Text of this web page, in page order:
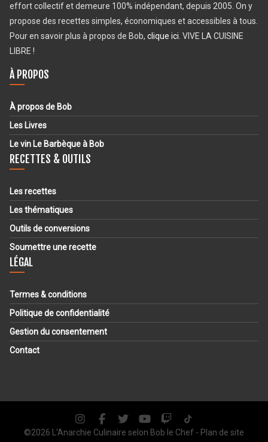
effort collectif et demeure 100% indépendant, depuis 2005. On y
propose des recettes simples, économiques et accessibles à tous.
Pour en savoir plus à propos de Bob, clique ici . VIVE LA CUISINE
LIBRE !
À PROPOS
À propos de Bob
Les Livres
Le vin Le Barbèque à Bob
RECETTES & OUTILS
Les recettes
Les thématiques
Outils de conversions
Soumettre une recette
LÉGAL
Termes & conditions
Politique de confidentialité
Gestion du consentement
Contact
©2026 L'Anarchie Culinaire selon Bob le Chef - Plan de site